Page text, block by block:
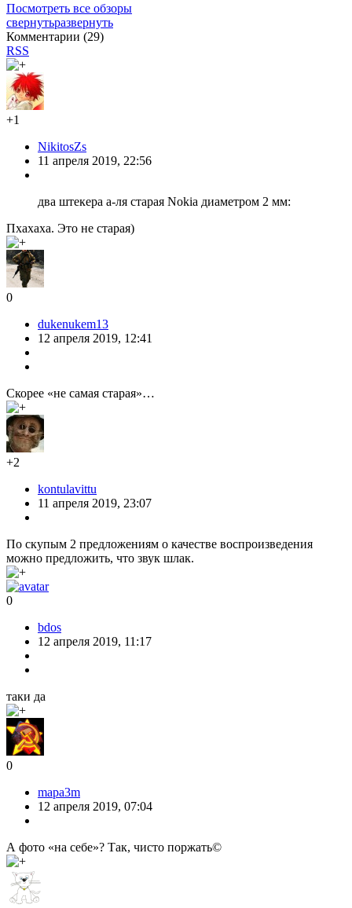
Посмотреть все обзоры
свернутьразвернуть
Комментарии (29)
RSS
+1
NikitosZs
11 апреля 2019, 22:56
два штекера а-ля старая Nokia диаметром 2 мм:
Пхахаха. Это не старая)
0
dukenukem13
12 апреля 2019, 12:41
Скорее «не самая старая»…
+2
kontulavittu
11 апреля 2019, 23:07
По скупым 2 предложениям о качестве воспроизведения
можно предложить, что звук шлак.
0
bdos
12 апреля 2019, 11:17
таки да
0
mapa3m
12 апреля 2019, 07:04
А фото «на себе»? Так, чисто поржать©